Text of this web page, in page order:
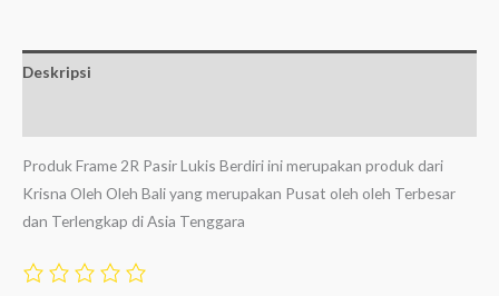
Deskripsi
Produk Frame 2R Pasir Lukis Berdiri ini merupakan produk dari
Krisna Oleh Oleh Bali yang merupakan Pusat oleh oleh Terbesar
dan Terlengkap di Asia Tenggara